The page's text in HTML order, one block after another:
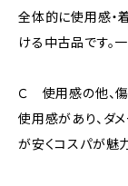
全体的に使用感・
ける中古品です。
Ｃ 使用感の他、
使用感があり、ダ
が安くコスパが魅